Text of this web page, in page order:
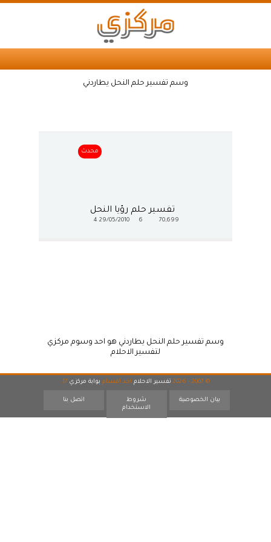
وسم تفسير حلم النحل يطاردني
محدث
تفسير حلم رؤيا النحل
70,699
29/05/2010
4
وسم تفسير حلم النحل يطاردني هو احد وسوم مركزي
لتفسير الاحلام
© 2007 - 2026 تفسير الاحلام احد اقسام بوابة مركزي 17
بيان الخصوصية
شروط
الاستخدام
اتصل بنا